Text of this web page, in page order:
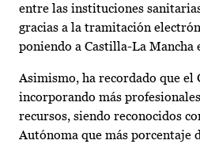
entre las instituciones
gracias a la tramitación
poniendo a Castilla-La Mancha
Asimismo, ha recordado que el
incorporando más
recursos, siendo reconocidos
Autónoma que más porcentaje